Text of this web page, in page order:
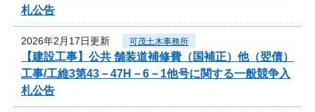
札公告
2026年2月17日更新 可茂土木事務所
【建設工事】公共 舗装道補修費（国補正）他（翌債）
工事/工維3第43－47H－6－1他号に関する一般競争入
札公告